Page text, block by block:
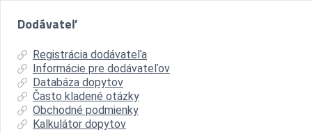
Dodávateľ
Registrácia dodávateľa
Informácie pre dodávateľov
Databáza dopytov
Často kladené otázky
Obchodné podmienky
Kalkulátor dopytov